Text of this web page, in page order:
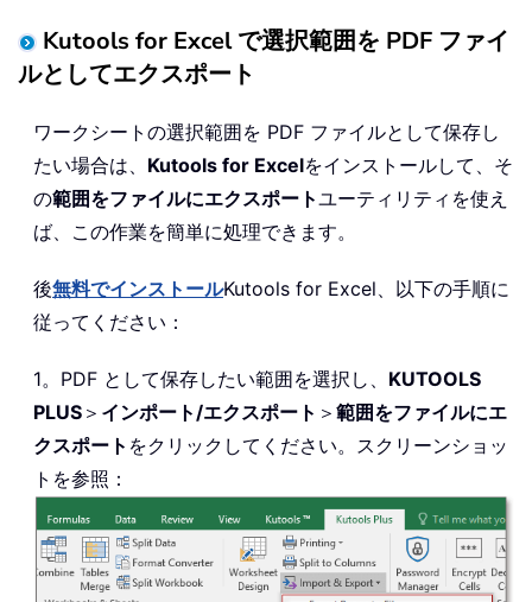
Kutools for Excel で選択範囲を PDF ファイ
ルとしてエクスポート
ワークシートの選択範囲を PDF ファイルとして保存し
たい場合は、 Kutools for Excelをインストールして、そ
の範囲をファイルにエクスポートユーティリティを使え
ば、この作業を簡単に処理できます。
後無料でインストールKutools for Excel、以下の手順に
従ってください：
1。PDF として保存したい範囲を選択し、 KUTOOLS
PLUS ＞ インポート/エクスポート ＞ 範囲をファイルにエ
クスポート をクリックしてください。スクリーンショッ
トを参照：